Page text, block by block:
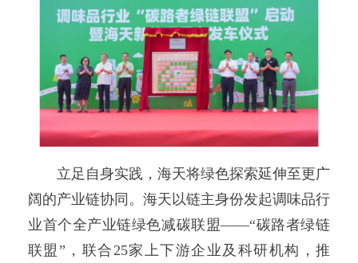
立足自身实践，海天将绿色探索延伸至更广
阔的产业链协同。海天以链主身份发起调味品行
业首个全产业链绿色减碳联盟——“碳路者绿链
联盟”，联合25家上下游企业及科研机构，推